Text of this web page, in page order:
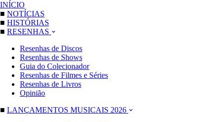
INÍCIO
■ NOTÍCIAS
■ HISTÓRIAS
■ RESENHAS
Resenhas de Discos
Resenhas de Shows
Guia do Colecionador
Resenhas de Filmes e Séries
Resenhas de Livros
Opinião
■ LANÇAMENTOS MUSICAIS 2026